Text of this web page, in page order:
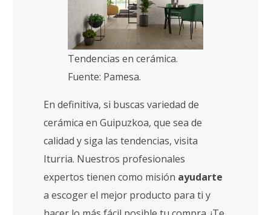
Tendencias en cerámica.
Fuente: Pamesa.
En definitiva, si buscas variedad de
cerámica en Guipuzkoa, que sea de
calidad y siga las tendencias, visita
Iturria. Nuestros profesionales
expertos tienen como misión ayudarte
a escoger el mejor producto para ti y